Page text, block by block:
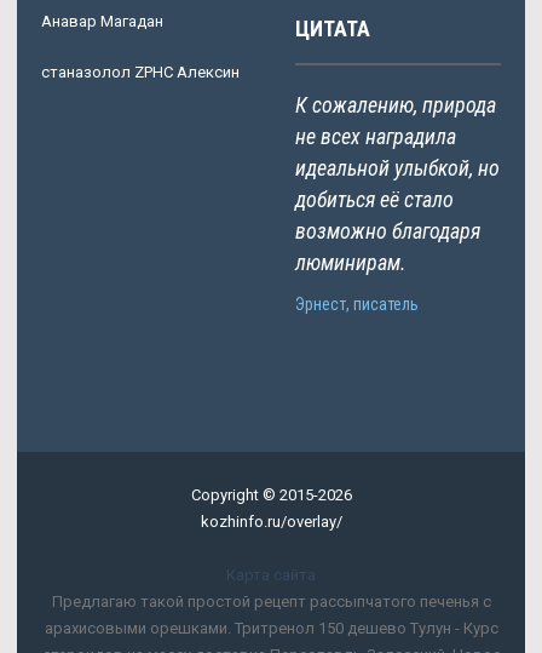
Анавар Магадан
станазолол ZPHC Алексин
ЦИТАТА
К сожалению, природа
не всех наградила
идеальной улыбкой, но
добиться её стало
возможно благодаря
люминирам.
Эрнест, писатель
Copyright © 2015-2026
kozhinfo.ru/overlay/
Карта сайта
Предлагаю такой простой рецепт рассыпчатого печенья с
арахисовыми орешками. Тритренол 150 дешево Тулун - Курс